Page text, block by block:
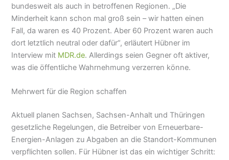
bundesweit als auch in betroffenen Regionen. „Die
Minderheit kann schon mal groß sein – wir hatten einen
Fall, da waren es 40 Prozent. Aber 60 Prozent waren auch
dort letztlich neutral oder dafür“, erläutert Hübner im
Interview mit MDR.de. Allerdings seien Gegner oft aktiver,
was die öffentliche Wahrnehmung verzerren könne.
Mehrwert für die Region schaffen
Aktuell planen Sachsen, Sachsen-Anhalt und Thüringen
gesetzliche Regelungen, die Betreiber von Erneuerbare-
Energien-Anlagen zu Abgaben an die Standort-Kommunen
verpflichten sollen. Für Hübner ist das ein wichtiger Schritt: